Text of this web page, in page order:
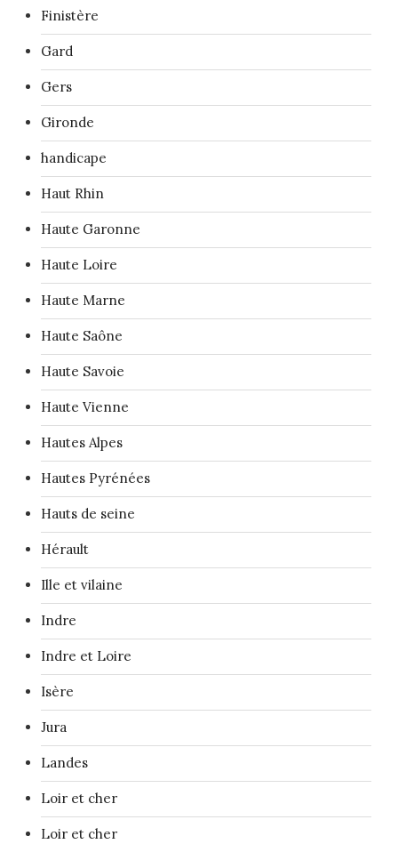
Finistère
Gard
Gers
Gironde
handicape
Haut Rhin
Haute Garonne
Haute Loire
Haute Marne
Haute Saône
Haute Savoie
Haute Vienne
Hautes Alpes
Hautes Pyrénées
Hauts de seine
Hérault
Ille et vilaine
Indre
Indre et Loire
Isère
Jura
Landes
Loir et cher
Loir et cher